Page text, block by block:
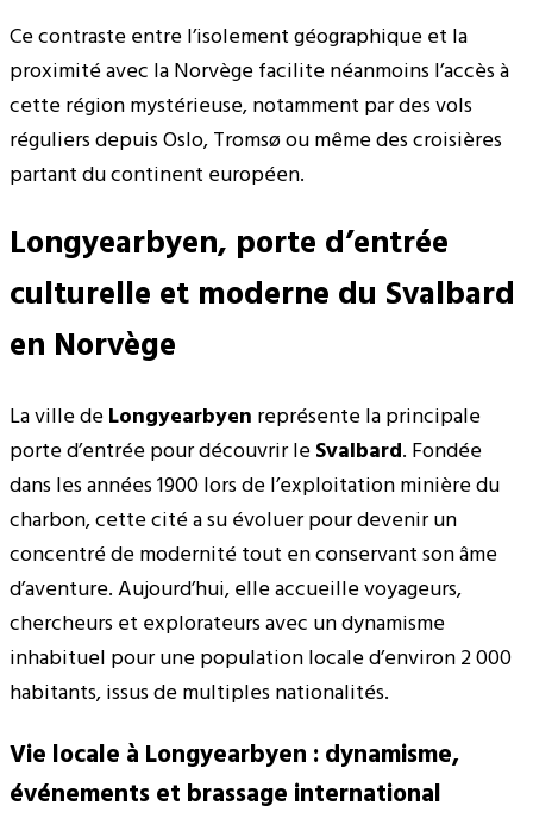
Ce contraste entre l’isolement géographique et la
proximité avec la Norvège facilite néanmoins l’accès à
cette région mystérieuse, notamment par des vols
réguliers depuis Oslo, Tromsø ou même des croisières
partant du continent européen.
Longyearbyen, porte d’entrée
culturelle et moderne du Svalbard
en Norvège
La ville deLongyearbyen représente la principale
porte d’entrée pour découvrir leSvalbard. Fondée
dans les années 1900 lors de l’exploitation minière du
charbon, cette cité a su évoluer pour devenir un
concentré de modernité tout en conservant son âme
d’aventure. Aujourd’hui, elle accueille voyageurs,
chercheurs et explorateurs avec un dynamisme
inhabituel pour une population locale d’environ 2 000
habitants, issus de multiples nationalités.
Vie locale à Longyearbyen : dynamisme,
événements et brassage international